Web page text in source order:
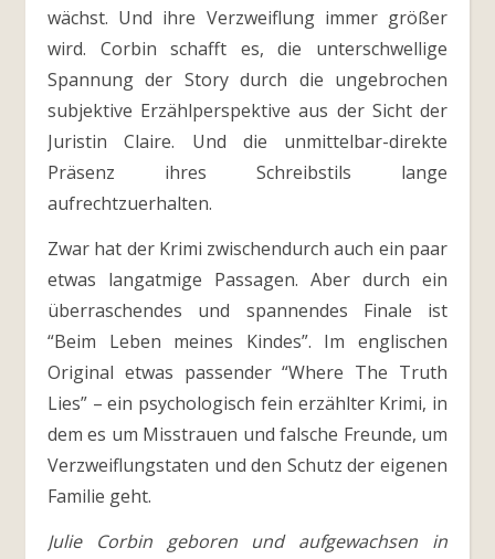
wächst. Und ihre Verzweiflung immer größer
wird. Corbin schafft es, die unterschwellige
Spannung der Story durch die ungebrochen
subjektive Erzählperspektive aus der Sicht der
Juristin Claire. Und die unmittelbar-direkte
Präsenz ihres Schreibstils lange
aufrechtzuerhalten.
Zwar hat der Krimi zwischendurch auch ein paar
etwas langatmige Passagen. Aber durch ein
überraschendes und spannendes Finale ist
“Beim Leben meines Kindes”. Im englischen
Original etwas passender “Where The Truth
Lies” – ein psychologisch fein erzählter Krimi, in
dem es um Misstrauen und falsche Freunde, um
Verzweiflungstaten und den Schutz der eigenen
Familie geht.
Julie Corbin geboren und aufgewachsen in